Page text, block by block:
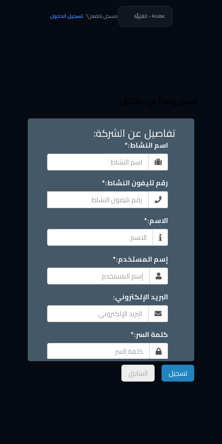
مسجل بالفعل؟ تسجيل الدخول
تفاصيل عن الشركة:
اسم النشاط:*
رقم تليفون النشاط:*
الاسم:*
إسم المستخدم:*
البريد الإلكتروني:
كلمة السر:*
تأكيد كلمة السر:*
السابق تسجيل